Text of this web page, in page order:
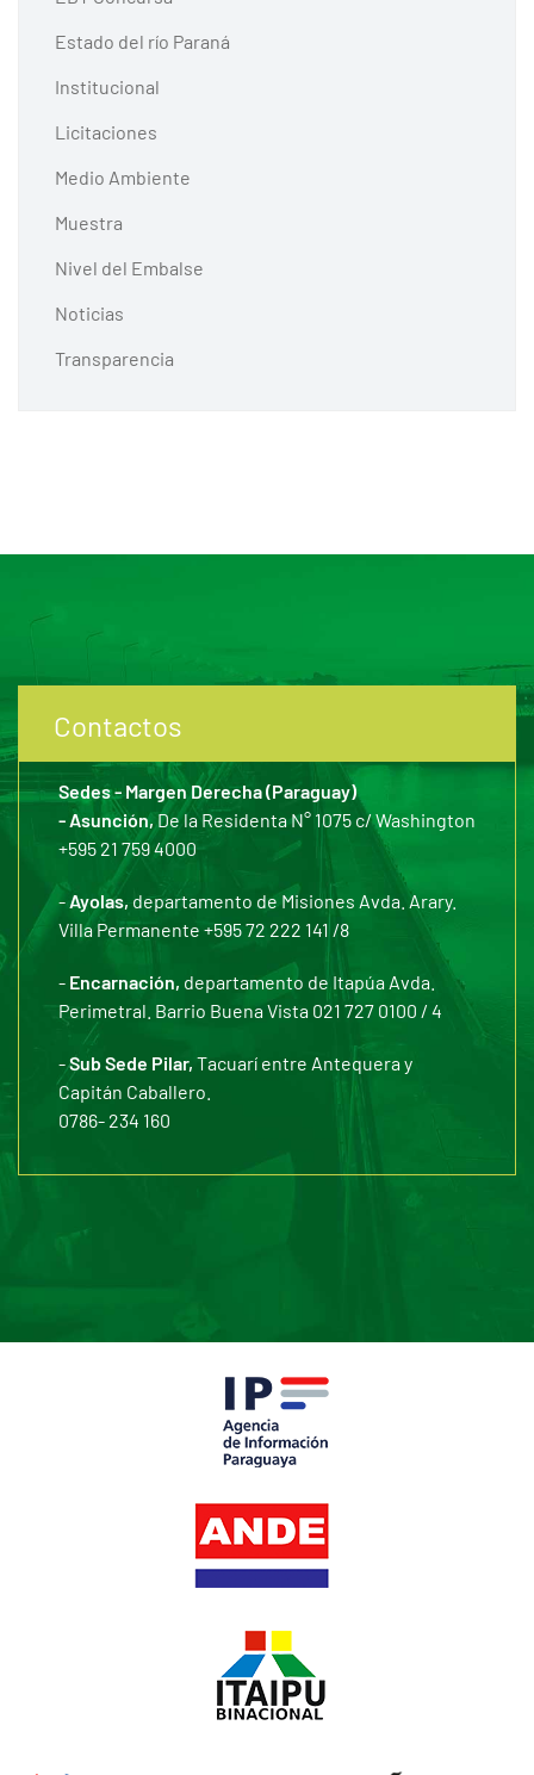
Estado del río Paraná
Institucional
Licitaciones
Medio Ambiente
Muestra
Nivel del Embalse
Noticias
Transparencia
Contactos
Sedes - Margen Derecha (Paraguay)
- Asunción,De la Residenta N° 1075 c/ Washington
+595 21 759 4000
-Ayolas, departamento de Misiones Avda. Arary.
Villa Permanente +595 72 222 141 /8
- Encarnación, departamento de Itapúa Avda.
Perimetral. Barrio Buena Vista 021 727 0100 / 4
-Sub Sede Pilar, Tacuarí entre Antequera y
Capitán Caballero.
0786- 234 160